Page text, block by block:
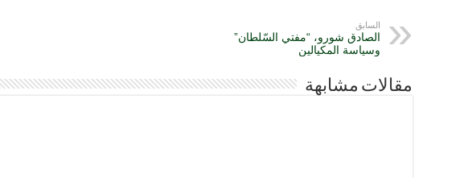
السابق
الصادق شورو، “مفتي السّلطان”
وسياسة المكيالين
مقالات مشابهة